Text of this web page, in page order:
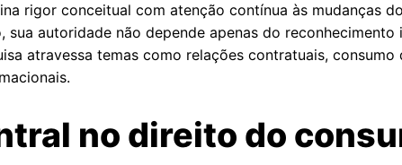
rigor conceitual com atenção contínua às mudanças
autoridade não depende apenas do
atravessa temas como relações contratuais,
no direito do